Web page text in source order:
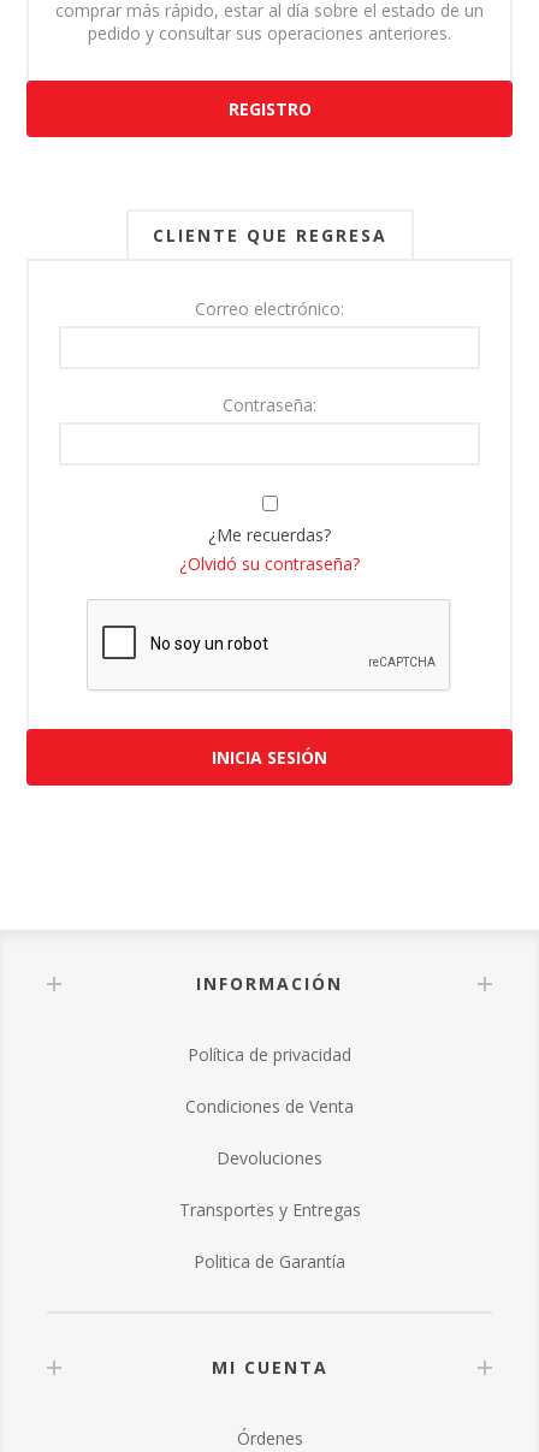
comprar más rápido, estar al día sobre el estado de un
pedido y consultar sus operaciones anteriores.
REGISTRO
CLIENTE QUE REGRESA
Correo electrónico:
Contraseña:
¿Me recuerdas?
¿Olvidó su contraseña?
INICIA SESIÓN
INFORMACIÓN
Política de privacidad
Condiciones de Venta
Devoluciones
Transportes y Entregas
Politica de Garantía
MI CUENTA
Órdenes